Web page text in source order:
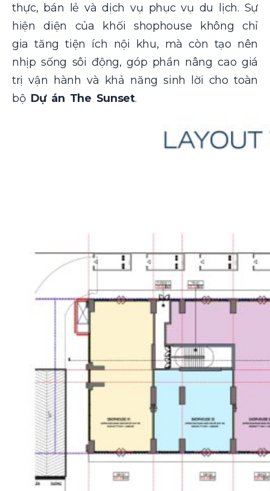
thực, bán lẻ và dịch vụ phục vụ du lịch. Sự
hiện diện của khối shophouse không chỉ
gia tăng tiện ích nội khu, mà còn tạo nên
nhịp sống sôi động, góp phần nâng cao giá
trị vận hành và khả năng sinh lời cho toàn
bộ Dự án The Sunset.